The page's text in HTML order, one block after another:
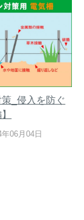
_侵入を防ぐ
06月04日